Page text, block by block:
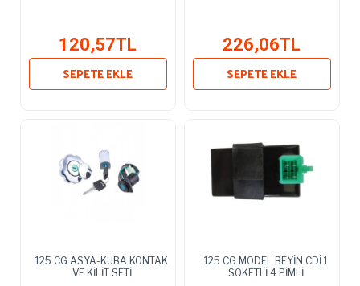
120,57TL
SEPETE EKLE
226,06TL
SEPETE EKLE
125 CG ASYA-KUBA KONTAK
VE KİLİT SETİ
125 CG MODEL BEYİN CDİ 1
SOKETLİ 4 PİMLİ